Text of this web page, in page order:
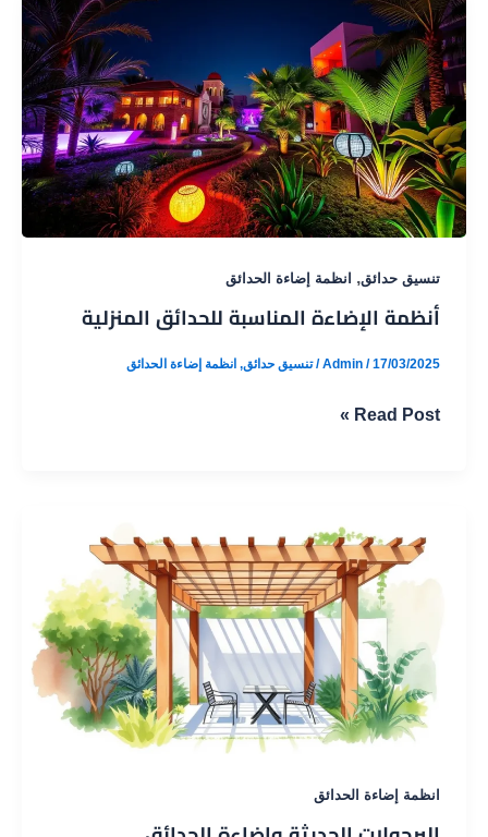
الحدائق
تنسيق حدائق, انظمة إضاءة الحدائق
أنظمة الإضاءة المناسبة للحدائق المنزلية
Admin /17/03/2025
/تنسيق حدائق, انظمة إضاءة الحدائق
أنظمة
المنزلية
Read Post »
انظمة إضاءة الحدائق